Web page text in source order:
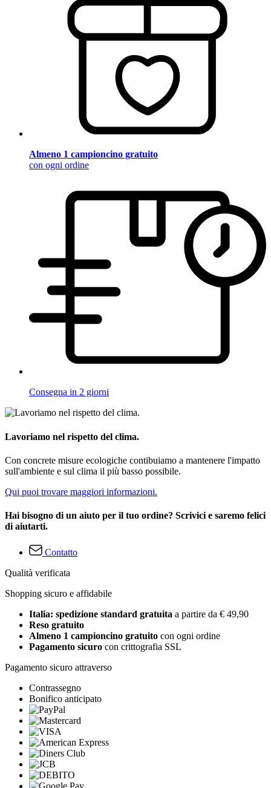
Almeno 1 campioncino gratuito
con ogni ordine
Consegna in 2 giorni
Lavoriamo nel rispetto del clima.
Con concrete misure ecologiche contibuiamo a mantenere l'impatto
sull'ambiente e sul clima il più basso possibile.
Qui puoi trovare maggiori informazioni.
Hai bisogno di un aiuto per il tuo ordine? Scrivici e saremo felici
di aiutarti.
Contatto
Qualità verificata
Shopping sicuro e affidabile
Italia: spedizione standard gratuita a partire da € 49,90
Reso gratuito
Almeno 1 campioncino gratuito con ogni ordine
Pagamento sicuro con crittografia SSL
Pagamento sicuro attraverso
Contrassegno
Bonifico anticipato